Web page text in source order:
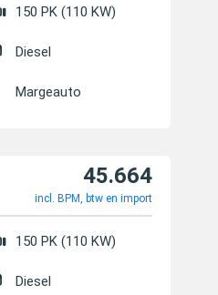
150 PK (110 KW)
Diesel
Margeauto
45.664
incl. BPM, btw en import
150 PK (110 KW)
Diesel